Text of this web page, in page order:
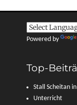
Powered by
Top-
Stall Scheitan
Unterricht